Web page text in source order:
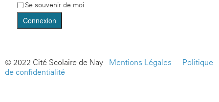
Se souvenir de moi
Connexion
© 2022 Cité Scolaire de Nay - Mentions Légales
Politique
de confidentialité